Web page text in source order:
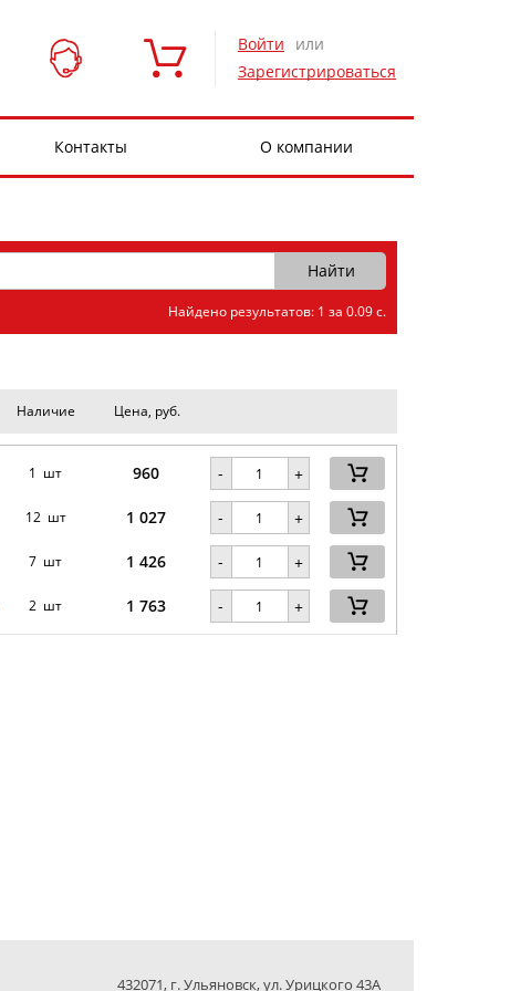
Войти
или
Зарегистрироваться
Контакты О компании
Найдено результатов: 1 за 0.09 с.
Наличие Цена, руб.
1 шт 960 - +
12 шт 1 027 - +
7 шт 1 426 - +
2 шт 1 763 - +
432071, г. Ульяновск, ул. Урицкого 43А